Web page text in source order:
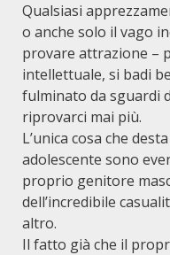
Qualsiasi
o anche solo il vago
provare attrazione –
intellettuale, si badi
fulminato da sguardi
riprovarci mai più.
L’unica cosa che
adolescente sono
proprio genitore
dell’incredibile
altro.
Il fatto già che il